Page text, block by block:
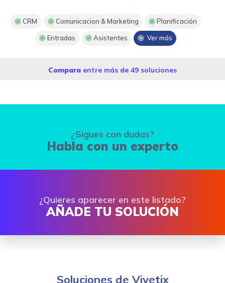
CRM Comunicacion & Marketing Planificación
Entradas Asistentes Ver más
Compara entre más de 49 soluciones
¿Sigues con dudas?
Habla con un experto
¿Quieres aparecer en este listado?
AÑADE TU SOLUCIÓN
Soluciones de Vivetix